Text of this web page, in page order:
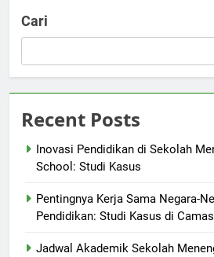
Cari
Recent Posts
Inovasi Pendidikan di Sekolah
School: Studi Kasus
Pentingnya Kerja Sama Negara-
Pendidikan: Studi Kasus di
Jadwal Akademik Sekolah